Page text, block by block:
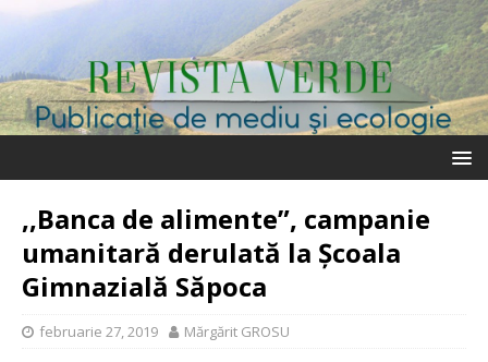
,,Banca de alimente”, campanie
umanitară derulată la Școala
Gimnazială Săpoca
februarie 27, 2019 Mărgărit GROSU